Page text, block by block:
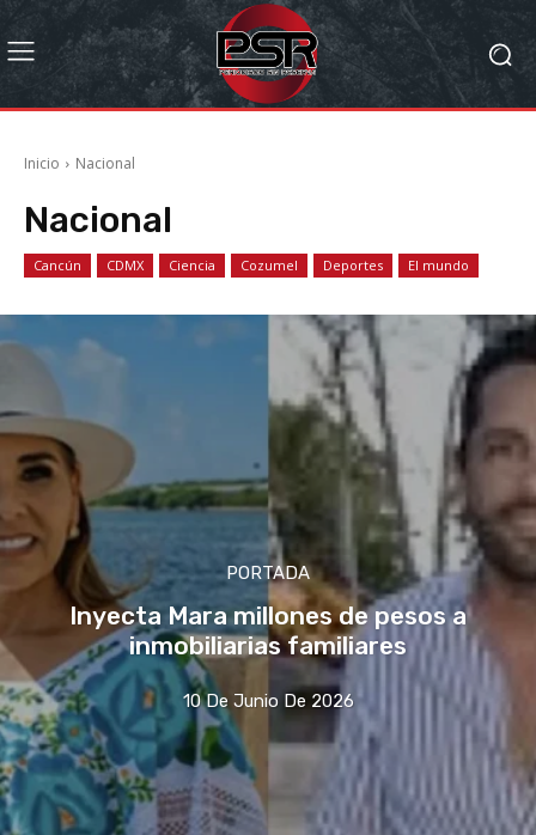
Inicio Nacional
Nacional
Cancún CDMX Ciencia Cozumel Deportes El mundo
PORTADA
Inyecta Mara millones de pesos a
inmobiliarias familiares
10 De Junio De 2026